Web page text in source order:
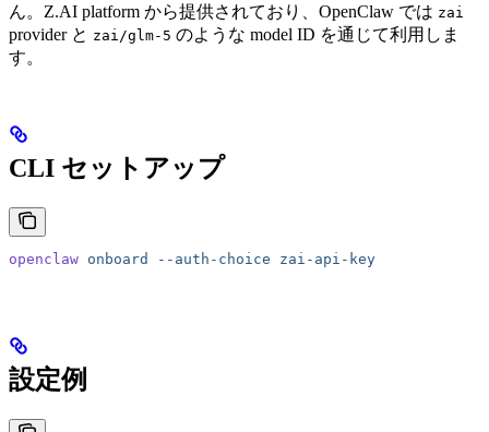
ん。Z.AI platform から提供されており、OpenClaw では zai
provider と zai/glm-5 のような model ID を通じて利用しま
す。
CLI セットアップ
openclaw onboard --auth-choice zai-api-key
設定例